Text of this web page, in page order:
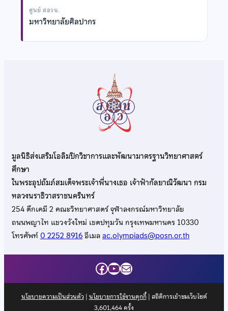
ศูนย์ สอวน.
มหาวิทยาลัยศิลปากร
มูลนิธิส่งเสริมโอลิมปิกวิชาการและพัฒนามาตรฐานวิทยาศาสตร์
ศึกษา
ในพระอุปถัมภ์สมเด็จพระเจ้าพี่นางเธอ เจ้าฟ้ากัลยาณิวัฒนา กรม
หลวงนราธิวาสราชนครินทร์
254 ตึกเคมี 2 คณะวิทยาศาสตร์ จุฬาลงกรณ์มหาวิทยาลัย
ถนนพญาไท แขวงวังใหม่ เขตปทุมวัน กรุงเทพมหานคร 10330
โทรศัพท์0 2252 8916อีเมลac.olympiads@posn.or.th
Facebook
YouTube
Mail
นโยบายความเป็นส่วนตัว| นโยบายการใช้งานคุกกี้| สถิติการเข้าชมเว็บไซต์
3,601,464ครั้ง